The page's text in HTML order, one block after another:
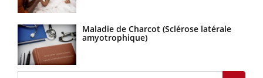
Maladie de Charcot (Sclérose latérale
amyotrophique)